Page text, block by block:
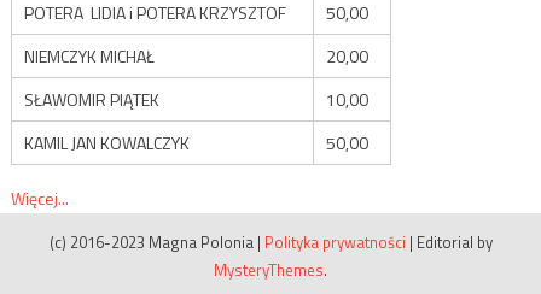
POTERA LIDIA i POTERA KRZYSZTOF
50,00
NIEMCZYK MICHAŁ
20,00
SŁAWOMIR PIĄTEK
10,00
KAMIL JAN KOWALCZYK
50,00
Więcej...
(c) 2016-2023 Magna Polonia | Polityka prywatności | Editorial by
MysteryThemes.